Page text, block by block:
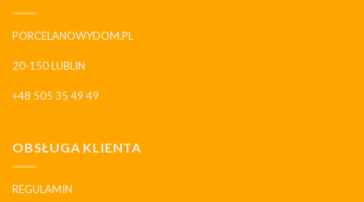
PORCELANOWYDOM.PL
20-150 LUBLIN
+48 505 35 49 49
OBSŁUGA KLIENTA
REGULAMIN